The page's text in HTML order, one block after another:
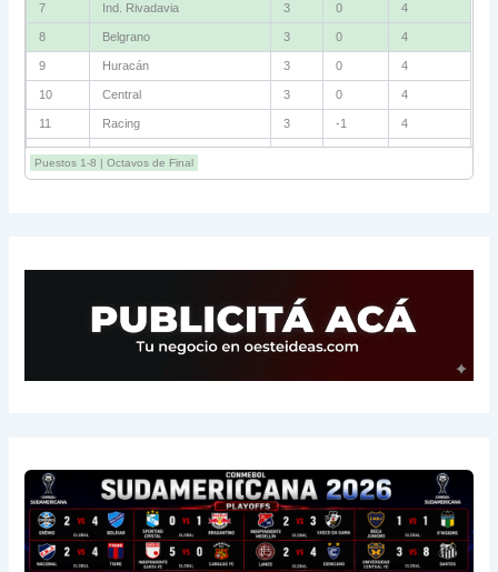
7 Ind. Rivadavia 3 0 4
8 Belgrano 3 0 4
9 Huracán 3 0 4
10 Central 3 0 4
11 Racing 3 -1 4
12 Estudiantes RC
13 Sarmiento 3 -1 3
Puestos 1-8 | Octavos de Final